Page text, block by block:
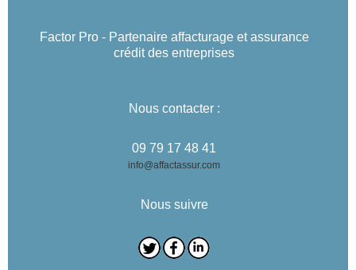
Factor Pro - Partenaire affacturage et assurance
crédit des entreprises
Nous contacter :
09 79 17 48 41
info@affactassur.com
Nous suivre